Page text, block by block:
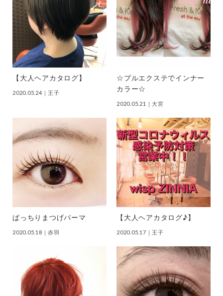
【大人ヘアカタログ】
2020.05.24 ｜王子
☆プルエクステでインナー
カラー☆
2020.05.21 ｜大宮
ぱっちりまつげパーマ
2020.05.18 ｜赤羽
【大人ヘアカタログ♪】
2020.05.17 ｜王子